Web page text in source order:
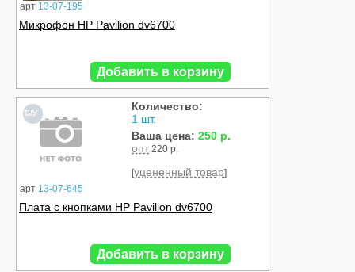
арт 13-07-195
Микрофон HP Pavilion dv6700
Добавить в корзину
Б/У
арт 13-07-645
Количество:
1 шт.
Ваша цена: 250 р.
опт 220 р.
[уцененный товар]
Плата с кнопками HP Pavilion dv6700
Добавить в корзину